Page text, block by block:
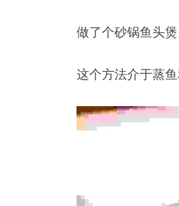
做了个砂锅鱼头煲
这个方法介于蒸